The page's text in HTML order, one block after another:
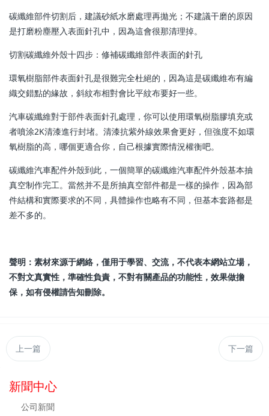
碳纖維部件切割后，建議砂紙水磨處理再拋光；不建議干磨的原因
是打磨粉塵壓入表面針孔中，因為這會很那清理掉。
切割碳纖維外殼十四步：修補碳纖維部件表面的針孔
環氧樹脂部件表面針孔是很難完全杜絕的，因為這是碳纖維布有編
織交錯點的緣故，斜紋布相對會比平紋布要好一些。
汽車碳纖維對于部件表面針孔處理，你可以使用環氧樹脂膠填充或
者噴涂2K清漆進行封堵。清漆抗紫外線效果會更好，但強度不如環
氧樹脂的高，哪個更適合你，自己根據實際情況權衡吧。
碳纖維汽車配件外殼到此，一個簡單的碳纖維汽車配件外殼基本抽
真空制作完工。當然并不是所抽真空部件都是一樣的操作，因為部
件結構和實際要求的不同，具體操作也略有不同，但基本套路都是
差不多的。
聲明：素材來源于網絡，僅用于學習、交流，不代表本網站立場，
不對文真實性，準確性負責，不對有關產品的功能性，效果做擔
保，如有侵權請告知刪除。
上一篇 下一篇
新聞中心
公司新聞